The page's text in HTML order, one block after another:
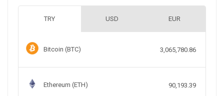
TRY USD EUR
Bitcoin (BTC) 3,065,780.86
Ethereum (ETH) 90,193.39